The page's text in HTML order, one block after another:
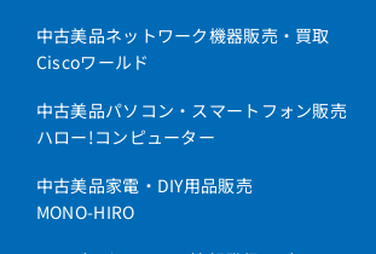
中古美品ネットワーク機器販売・買取
Ciscoワールド
中古美品パソコン・スマートフォン販売
ハロー!コンピューター
中古美品家電・DIY用品販売
MONO-HIRO